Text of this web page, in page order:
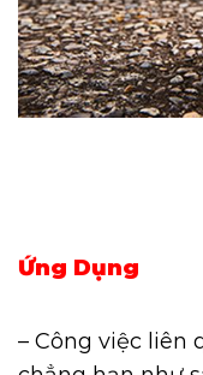
Ứng Dụng
– Công việc liên